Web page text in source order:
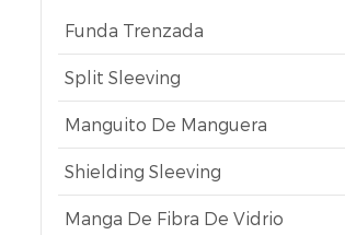
Funda Trenzada
Split Sleeving
Manguito De Manguera
Shielding Sleeving
Manga De Fibra De Vidrio